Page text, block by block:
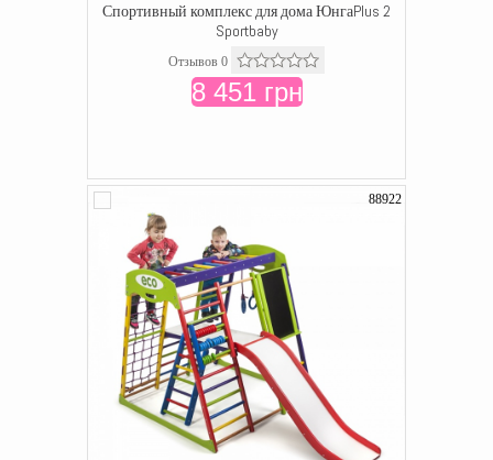
Спортивный комплекс для дома ЮнгаPlus 2
Sportbaby
Отзывов 0
8 451 грн
88922